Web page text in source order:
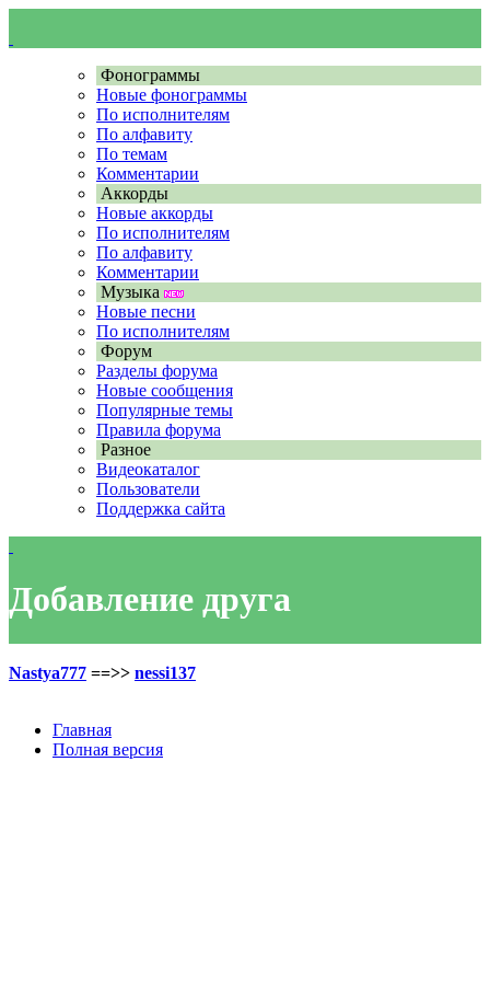
Фонограммы
Новые фонограммы
По исполнителям
По алфавиту
По темам
Комментарии
Аккорды
Новые аккорды
По исполнителям
По алфавиту
Комментарии
Музыка
Новые песни
По исполнителям
Форум
Разделы форума
Новые сообщения
Популярные темы
Правила форума
Разное
Видеокаталог
Пользователи
Поддержка сайта
Добавление друга
Nastya777 ==>> nessi137
Главная
Полная версия